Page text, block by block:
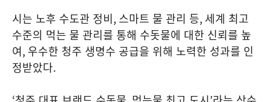
시는 노후 수도관 정비, 스마트 물 관리 등, 세계 최고
수준의 먹는 물 관리를 통해 수돗물에 대한 신뢰를 높
여, 우수한 청주 생명수 공급을 위해 노력한 성과를 인
정받았다.